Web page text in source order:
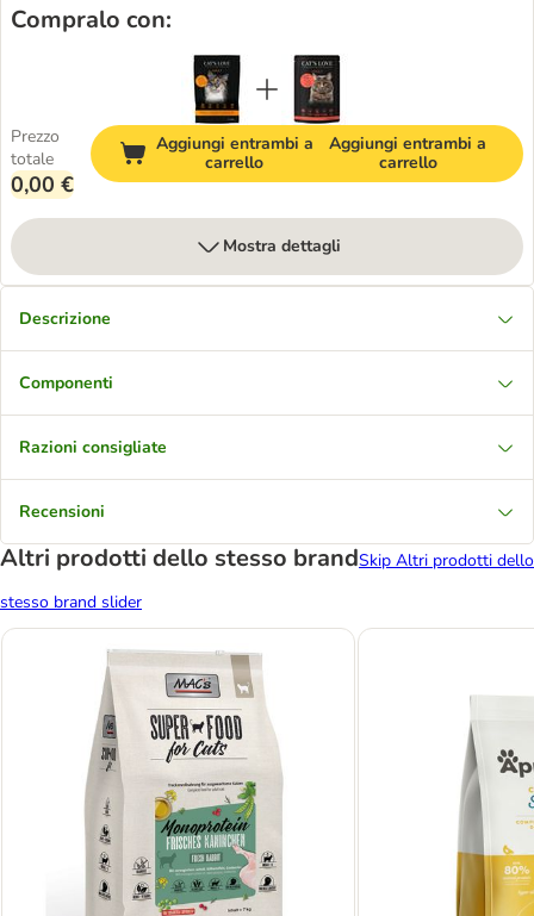
Compralo con:
Prezzo
totale
0,00 €
Aggiungi entrambi a
carrello
Aggiungi entrambi a
carrello
Mostra dettagli
Descrizione
Componenti
Razioni consigliate
Recensioni
Altri prodotti dello stesso brandSkip Altri prodotti dello
stesso brand slider